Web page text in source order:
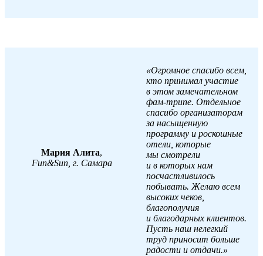
Мария Алита,
Fun&Sun, г. Самара
«Огромное спасибо всем,
кто принимал участие
в этом замечательном
фам-трипе. Отдельное
спасибо организаторам
за насыщенную
программу и роскошные
отели, которые
мы смотрели
и в которых нам
посчастливилось
побывать. Желаю всем
высоких чеков,
благополучия
и благодарных клиентов.
Пусть наш нелегкий
труд приносит больше
радости и отдачи.»